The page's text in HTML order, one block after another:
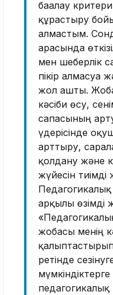
бағалау
құрастыру
алмастым.
арасында
мен шеберлік
пікір
жол ашты.
кәсіби өсу,
сапасының
үдерісінде
арттыру,
қолдану және
жүйесін тиімді
арқылы өзімді
жобасы менің
ретінде